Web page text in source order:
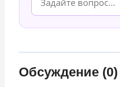
Обсуждение (0)